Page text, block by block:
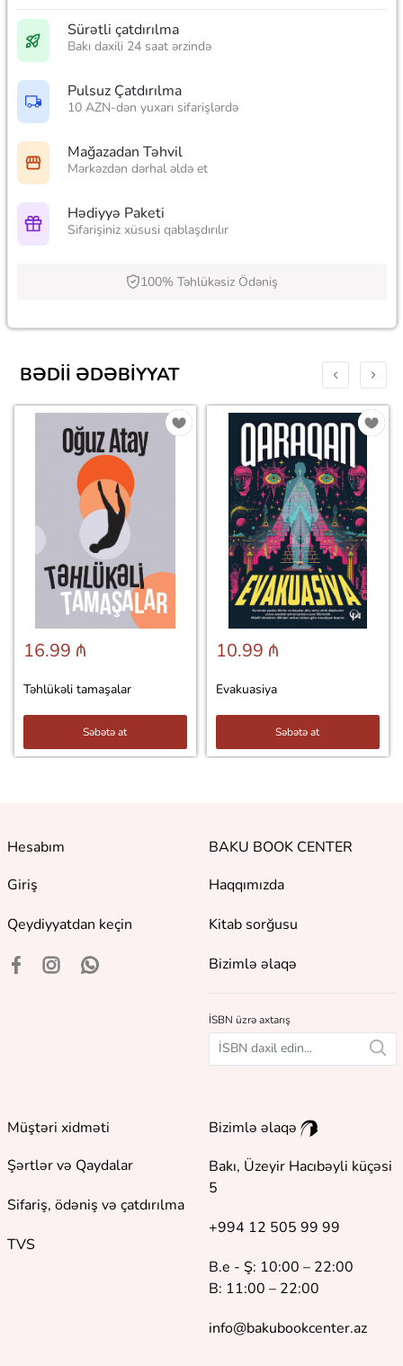
Sürətli çatdırılma
Bakı daxili 24 saat ərzində
Pulsuz Çatdırılma
10 AZN-dən yuxarı sifarişlərdə
Mağazadan Təhvil
Mərkəzdən dərhal əldə et
Hədiyyə Paketi
Sifarişiniz xüsusi qablaşdırılır
100% Təhlükəsiz Ödəniş
BƏDII ƏDƏBIYYAT
16.99 ₼
Təhlükəli tamaşalar
Səbətə at
10.99 ₼
Evakuasiya
Səbətə at
Hesabım
Giriş
Qeydiyyatdan keçin
BAKU BOOK CENTER
Haqqımızda
Kitab sorğusu
Bizimlə əlaqə
İSBN üzrə axtarış
Müştəri xidməti
Şərtlər və Qaydalar
Sifariş, ödəniş və çatdırılma
TVS
Bizimlə əlaqə
Bakı, Üzeyir Hacıbəyli küçəsi
5
+994 12 505 99 99
B.e - Ş: 10:00 – 22:00
B: 11:00 – 22:00
info@bakubookcenter.az